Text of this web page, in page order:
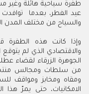
طفرة سياحية هائلة
عيد الفطر، بعدما
والسياح من مختلف المدن
وإذا كانت هذه الطفرة
والاقتصادي الذي لم يتوقع
الجوهرة الزرقاء لقضاء
من سلطات ومجالس
ومقاه ومخابز ومواقف
الامكانيات، حتى يمرّ